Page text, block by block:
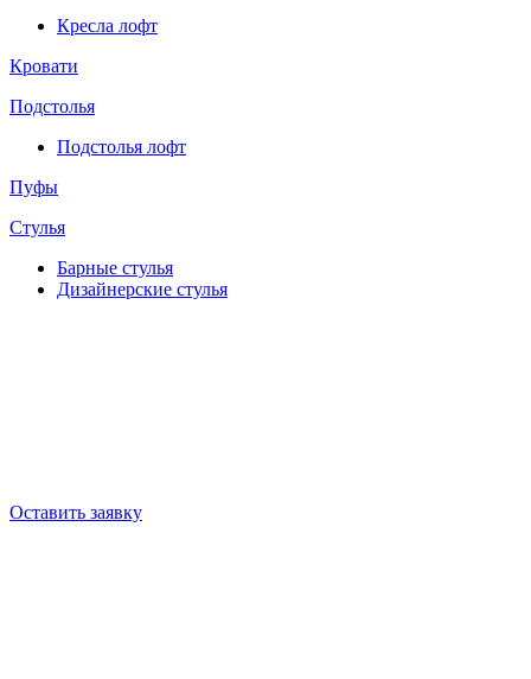
Кресла лофт
Кровати
Подстолья
Подстолья лофт
Пуфы
Стулья
Барные cтулья
Дизайнерские cтулья
Оставить заявку